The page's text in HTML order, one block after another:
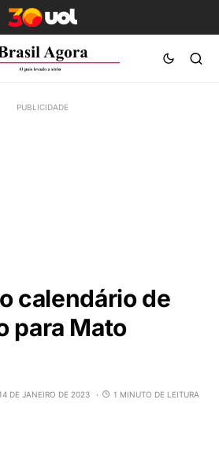
calendário de
para Mato
DE JANEIRO DE 2023 1 MINUTO DE LEITURA